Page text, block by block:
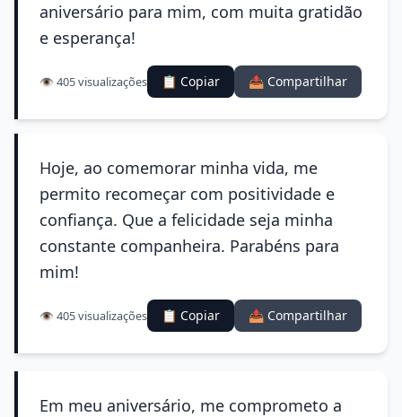
aniversário para mim, com muita gratidão
e esperança!
👁️ 405 visualizações 📋 Copiar 📤 Compartilhar
Hoje, ao comemorar minha vida, me
permito recomeçar com positividade e
confiança. Que a felicidade seja minha
constante companheira. Parabéns para
mim!
👁️ 405 visualizações 📋 Copiar 📤 Compartilhar
Em meu aniversário, me comprometo a